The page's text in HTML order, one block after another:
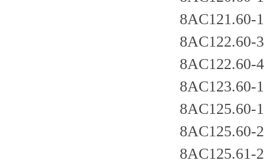
8AC121.60-1
8AC122.60-3
8AC122.60-4
8AC123.60-1
8AC125.60-1
8AC125.60-2
8AC125.61-2